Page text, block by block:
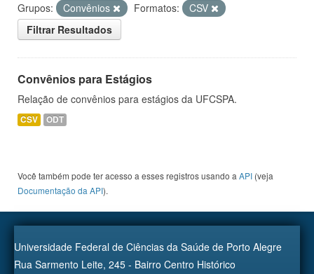
Grupos: Convênios Formatos:
CSV
Filtrar Resultados
Convênios para Estágios
Relação de convênios para estágios da UFCSPA.
CSV ODT
Você também pode ter acesso a esses registros usando a API (veja
Documentação da API).
Universidade Federal de Ciências da Saúde de Porto Alegre
Rua Sarmento Leite, 245 - Bairro Centro Histórico